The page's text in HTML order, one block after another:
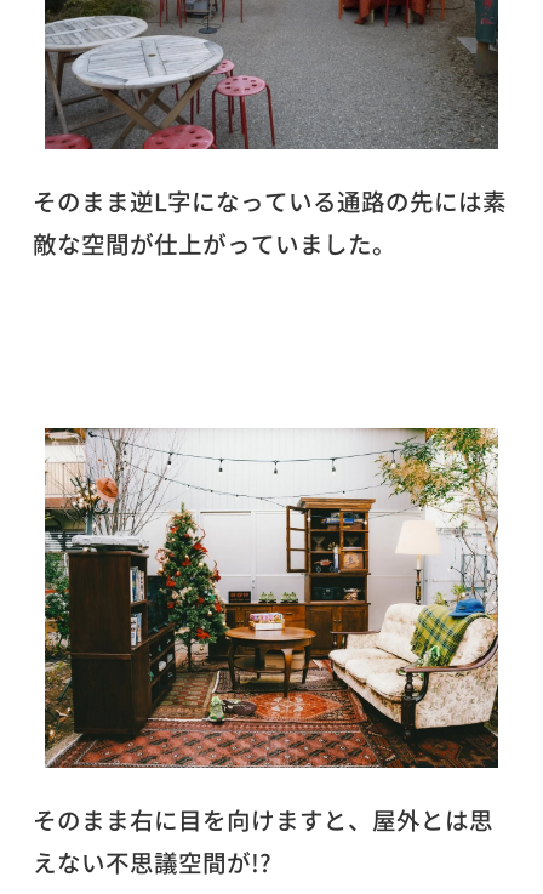
そのまま逆L字になっている通路の先には素
敵な空間が仕上がっていました。
そのまま右に目を向けますと、屋外とは思
えない不思議空間が!?